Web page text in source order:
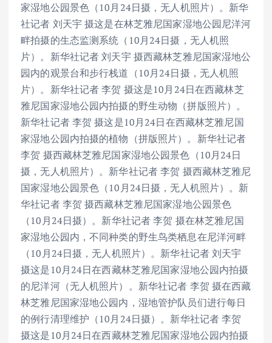
家湿地公园景色（10月24日摄，无人机照片）。新华
社记者 刘天宇 摄这是在林芝雅尼国家湿地公园尼洋河
畔拍摄的生态监测系统（10月24日摄，无人机照
片）。新华社记者 刘天宇 摄西藏林芝雅尼国家湿地公
园内的观景台和步行栈道（10月24日摄，无人机照
片）。新华社记者 李贺 摄这是10月24日在西藏林芝
雅尼国家湿地公园内拍摄的野生动物（拼版照片）。
新华社记者 李贺 摄这是10月24日在西藏林芝雅尼国
家湿地公园内拍摄的植物（拼版照片）。新华社记者
李贺 摄西藏林芝雅尼国家湿地公园景色（10月24日
摄，无人机照片）。新华社记者 李贺 摄西藏林芝雅尼
国家湿地公园景色（10月24日摄，无人机照片）。新
华社记者 李贺 摄西藏林芝雅尼国家湿地公园景色
（10月24日摄）。新华社记者 李贺 摄在林芝雅尼国
家湿地公园内，不同种类的野生鸟类栖息在尼洋河畔
（10月24日摄，无人机照片）。新华社记者 刘天宇
摄这是10月24日在西藏林芝雅尼国家湿地公园内拍摄
的尼洋河（无人机照片）。新华社记者 李贺 摄在西藏
林芝雅尼国家湿地公园内，湿地管护队员们进行每日
的例行清理维护（10月24日摄）。新华社记者 李贺
摄这是10月24日在西藏林芝雅尼国家湿地公园内拍摄